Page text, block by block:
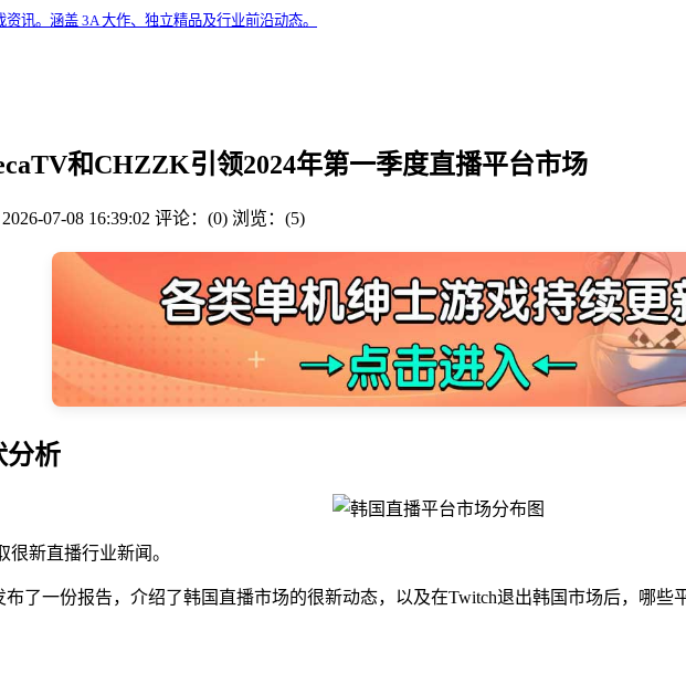
讯。涵盖 3A 大作、独立精品及行业前沿动态。
和CHZZK引领2024年第一季度直播平台市场
2026-07-08 16:39:02 评论：(0) 浏览：(5)
分析
新直播行业新闻。
发布了一份报告，介绍了韩国直播市场的很新动态，以及在Twitch退出韩国市场后，哪些